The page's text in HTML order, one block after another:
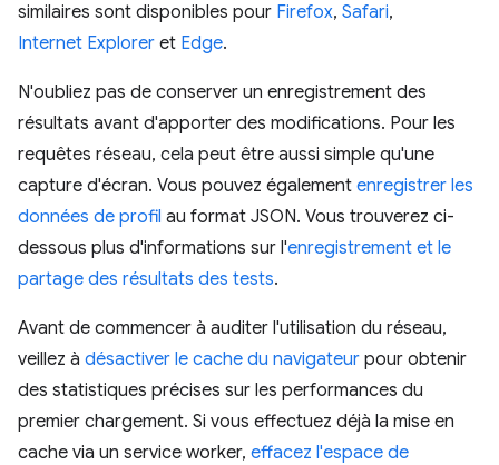
similaires sont disponibles pour Firefox, Safari,
Internet Explorer et Edge.
N'oubliez pas de conserver un enregistrement des
résultats avant d'apporter des modifications. Pour les
requêtes réseau, cela peut être aussi simple qu'une
capture d'écran. Vous pouvez également enregistrer les
données de profil au format JSON. Vous trouverez ci-
dessous plus d'informations sur l'enregistrement et le
partage des résultats des tests.
Avant de commencer à auditer l'utilisation du réseau,
veillez à désactiver le cache du navigateur pour obtenir
des statistiques précises sur les performances du
premier chargement. Si vous effectuez déjà la mise en
cache via un service worker, effacez l'espace de